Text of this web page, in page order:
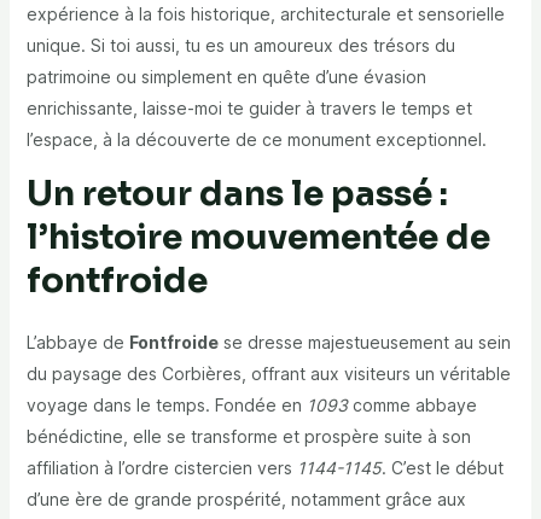
expérience à la fois historique, architecturale et sensorielle
unique. Si toi aussi, tu es un amoureux des trésors du
patrimoine ou simplement en quête d’une évasion
enrichissante, laisse-moi te guider à travers le temps et
l’espace, à la découverte de ce monument exceptionnel.
Un retour dans le passé :
l’histoire mouvementée de
fontfroide
L’abbaye de Fontfroidese dresse majestueusement au sein
du paysage des Corbières, offrant aux visiteurs un véritable
voyage dans le temps. Fondée en 1093comme abbaye
bénédictine, elle se transforme et prospère suite à son
affiliation à l’ordre cistercien vers 1144-1145. C’est le début
d’une ère de grande prospérité, notamment grâce aux